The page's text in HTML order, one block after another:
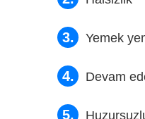
Yemek
Devam